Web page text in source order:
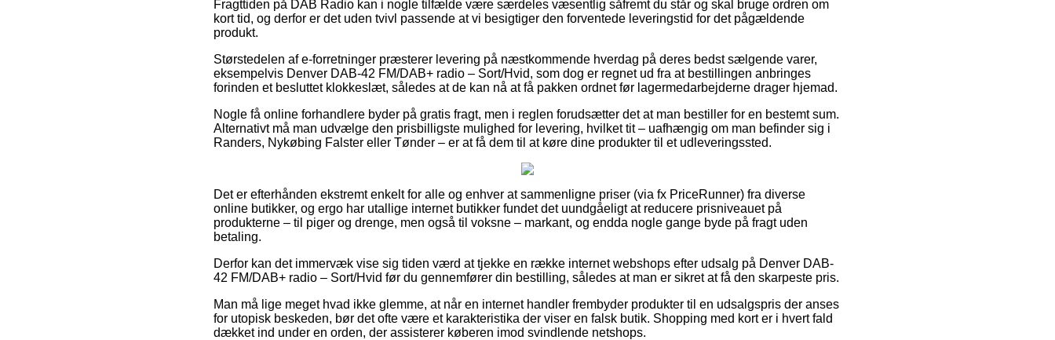
Fragttiden på DAB Radio kan i nogle tilfælde være særdeles væsentlig såfremt du står og skal bruge ordren om
kort tid, og derfor er det uden tvivl passende at vi besigtiger den forventede leveringstid for det pågældende
produkt.
Størstedelen af e-forretninger præsterer levering på næstkommende hverdag på deres bedst sælgende varer,
eksempelvis Denver DAB-42 FM/DAB+ radio – Sort/Hvid, som dog er regnet ud fra at bestillingen anbringes
forinden et besluttet klokkeslæt, således at de kan nå at få pakken ordnet før lagermedarbejderne drager hjemad.
Nogle få online forhandlere byder på gratis fragt, men i reglen forudsætter det at man bestiller for en bestemt sum.
Alternativt må man udvælge den prisbilligste mulighed for levering, hvilket tit – uafhængig om man befinder sig i
Randers, Nykøbing Falster eller Tønder – er at få dem til at køre dine produkter til et udleveringssted.
Det er efterhånden ekstremt enkelt for alle og enhver at sammenligne priser (via fx PriceRunner) fra diverse
online butikker, og ergo har utallige internet butikker fundet det uundgåeligt at reducere prisniveauet på
produkterne – til piger og drenge, men også til voksne – markant, og endda nogle gange byde på fragt uden
betaling.
Derfor kan det immervæk vise sig tiden værd at tjekke en række internet webshops efter udsalg på Denver DAB-
42 FM/DAB+ radio – Sort/Hvid før du gennemfører din bestilling, således at man er sikret at få den skarpeste pris.
Man må lige meget hvad ikke glemme, at når en internet handler frembyder produkter til en udsalgspris der anses
for utopisk beskeden, bør det ofte være et karakteristika der viser en falsk butik. Shopping med kort er i hvert fald
dækket ind under en orden, der assisterer køberen imod svindlende netshops.